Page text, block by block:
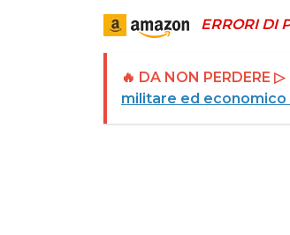
ERRORI DI
🔥 DA NON PERDERE ▷
militare ed economico